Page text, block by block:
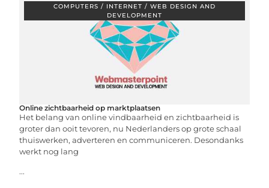
COMPUTERS / INTERNET / WEB DESIGN AND
DEVELOPMENT
Online zichtbaarheid op marktplaatsen
Het belang van online vindbaarheid en zichtbaarheid is
groter dan ooit tevoren, nu Nederlanders op grote schaal
thuiswerken, adverteren en communiceren. Desondanks
werkt nog lang
...